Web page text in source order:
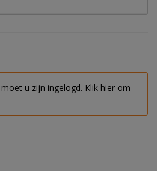
u zijn ingelogd. Klik hier om